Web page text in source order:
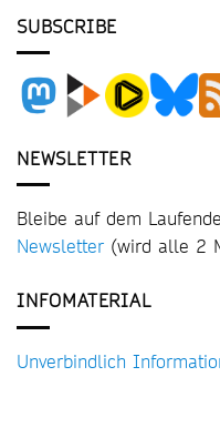
SUBSCRIBE
NEWSLETTER
Bleibe auf dem
Newsletter (wird alle 2
INFOMATERIAL
Unverbindlich